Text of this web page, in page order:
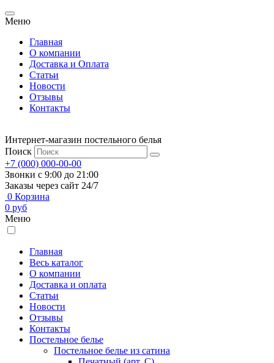
Меню
Главная
О компании
Доставка и Оплата
Статьи
Новости
Отзывы
Контакты
Интернет-магазин постельного белья
Поиск
+7 (000) 000-00-00
Звонки с 9:00 до 21:00
Заказы через сайт 24/7
0 Корзина
0 руб
Меню
Главная
Весь каталог
О компании
Доставка и оплата
Статьи
Новости
Отзывы
Контакты
Постельное белье
Постельное белье из сатина